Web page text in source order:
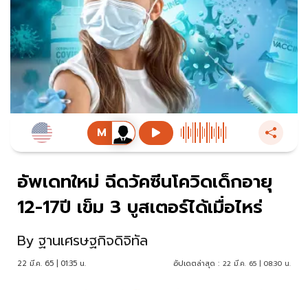
อัพเดทใหม่ ฉีดวัคซีนโควิดเด็กอายุ
12-17ปี เข็ม 3 บูสเตอร์ได้เมื่อไหร่
By ฐานเศรษฐกิจดิจิทัล
22 มี.ค. 65 | 01:35 น. อัปเดตล่าสุด : 22 มี.ค. 65 | 08:30 น.